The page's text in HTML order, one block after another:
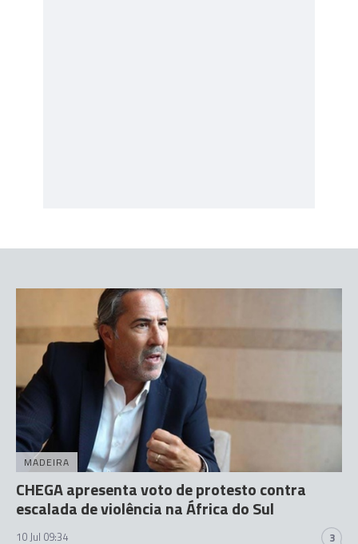
MADEIRA
CHEGA apresenta voto de protesto contra
escalada de violência na África do Sul
10 Jul 09:34 3